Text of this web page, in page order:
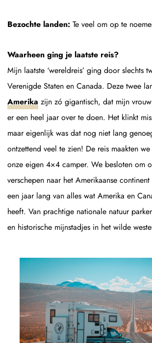
Bezochte landen: Te veel om op te
Waarheen ging je laatste reis?
Mijn laatste ‘wereldreis’ ging door slechts
Verenigde Staten en Canada. Deze twee
Amerika zijn zó gigantisch, dat mijn
er een heel jaar over te doen. Het klinkt
maar eigenlijk was dat nog niet lang
ontzettend veel te zien! De reis maakten
onze eigen 4×4 camper. We besloten om
verschepen naar het Amerikaanse
een jaar lang van alles wat Amerika en
heeft. Van prachtige nationale natuur
en historische mijnstadjes in het wilde